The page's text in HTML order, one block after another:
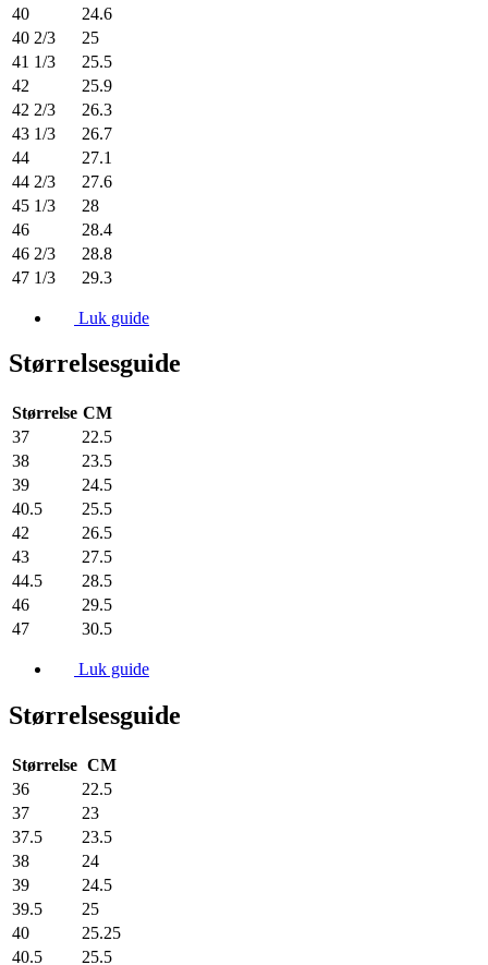
40
24.6
40 2/3
25
41 1/3
25.5
42
25.9
42 2/3
26.3
43 1/3
26.7
44
27.1
44 2/3
27.6
45 1/3
28
46
28.4
46 2/3
28.8
47 1/3
29.3
Luk guide
Størrelsesguide
Størrelse CM
37
22.5
38
23.5
39
24.5
40.5
25.5
42
26.5
43
27.5
44.5
28.5
46
29.5
47
30.5
Luk guide
Størrelsesguide
Størrelse CM
36
22.5
37
23
37.5
23.5
38
24
39
24.5
39.5
25
40
25.25
40.5
25.5